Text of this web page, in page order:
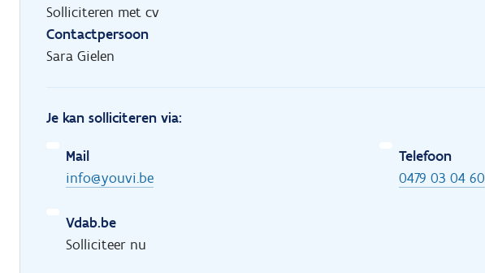
Solliciteren met cv
Contactpersoon
Sara Gielen
Je kan solliciteren via:
Mail
info@youvi.be
Telefoon
0479 03 04 60
Vdab.be
Solliciteer nu